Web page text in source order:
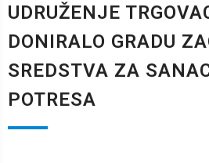
UDRUŽENJE
DONIRALO GRADU
SREDSTVA ZA
POTRESA